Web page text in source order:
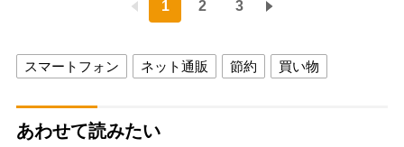
1 2 3
スマートフォン ネット通販 節約 買い物
あわせて読みたい